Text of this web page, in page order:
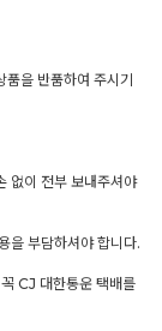
품을 반품하여 주시기
없이 전부 보내주셔야
을 부담하셔야 합니다.
CJ 대한통운 택배를